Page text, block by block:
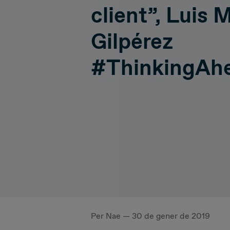
Hiperconnectivity
Systems Advisory
client”, Luis
Gilpérez
Per Nae — 30 de gener de 2019